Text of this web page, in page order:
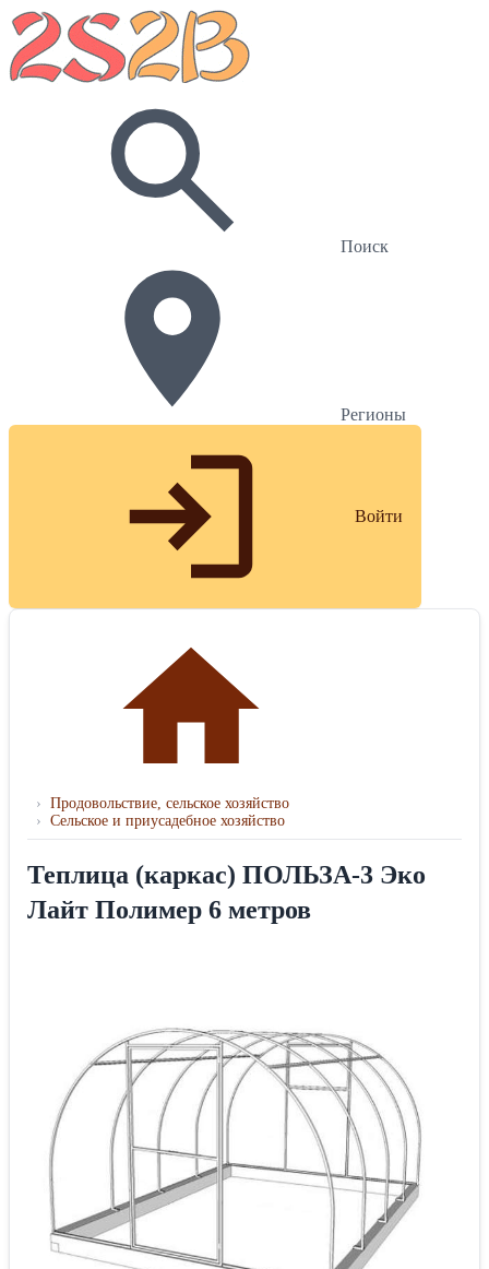
Поиск
Регионы
Войти
› Продовольствие, сельское хозяйство
› Сельское и приусадебное хозяйство
Теплица (каркас) ПОЛЬЗА-3 Эко
Лайт Полимер 6 метров